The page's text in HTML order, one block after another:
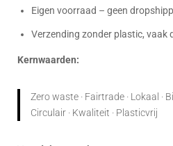
Eigen voorraad – geen
Verzending zonder plastic, vaak
Kernwaarden:
Zero waste · Fairtrade · Lokaal ·
Circulair · Kwaliteit · Plasticvrij